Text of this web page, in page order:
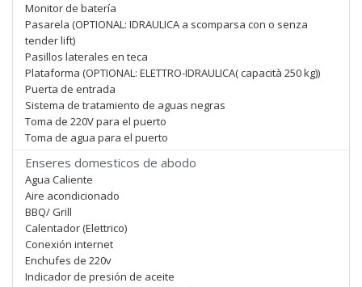
Monitor de batería
Pasarela (OPTIONAL: IDRAULICA a scomparsa con o senza
tender lift)
Pasillos laterales en teca
Plataforma (OPTIONAL: ELETTRO-IDRAULICA( capacità 250 kg))
Puerta de entrada
Sistema de tratamiento de aguas negras
Toma de 220V para el puerto
Toma de agua para el puerto
Enseres domesticos de abodo
Agua Caliente
Aire acondicionado
BBQ/ Grill
Calentador (Elettrico)
Conexión internet
Enchufes de 220v
Indicador de presión de aceite